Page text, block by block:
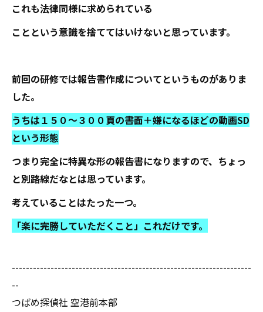
これも法律同様に求められている
ことという意識を捨ててはいけないと思っています。
前回の研修では報告書作成についてというものがありま
した。
うちは１５０～３００頁の書面＋嫌になるほどの動画SD
という形態
つまり完全に特異な形の報告書になりますので、ちょっ
と別路線だなとは思っています。
考えていることはたった一つ。
「楽に完勝していただくこと」これだけです。
--------------------------------------------------------------------
--
つばめ探偵社 空港前本部